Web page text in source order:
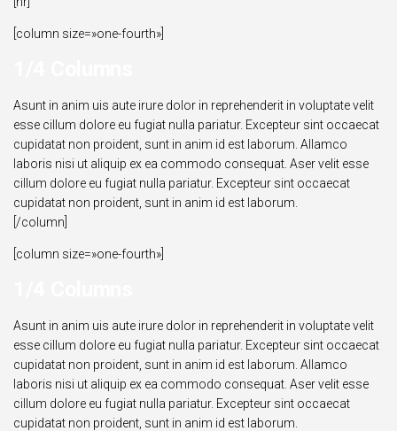
[column size=»one-fourth»]
Asunt in anim uis aute irure dolor in reprehenderit in voluptate velit
esse cillum dolore eu fugiat nulla pariatur. Excepteur sint occaecat
cupidatat non proident, sunt in anim id est laborum. Allamco
laboris nisi ut aliquip ex ea commodo consequat. Aser velit esse
cillum dolore eu fugiat nulla pariatur. Excepteur sint occaecat
cupidatat non proident, sunt in anim id est laborum.
[/column]
[column size=»one-fourth»]
Asunt in anim uis aute irure dolor in reprehenderit in voluptate velit
esse cillum dolore eu fugiat nulla pariatur. Excepteur sint occaecat
cupidatat non proident, sunt in anim id est laborum. Allamco
laboris nisi ut aliquip ex ea commodo consequat. Aser velit esse
cillum dolore eu fugiat nulla pariatur. Excepteur sint occaecat
cupidatat non proident, sunt in anim id est laborum.